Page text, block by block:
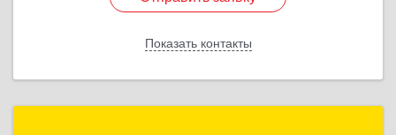
Показать контакты
Назад